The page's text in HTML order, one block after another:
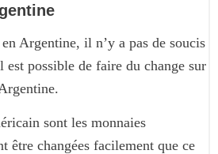
Argentine, il n’y a pas de soucis
possible de faire du change sur
sont les monnaies
être changées facilement que ce